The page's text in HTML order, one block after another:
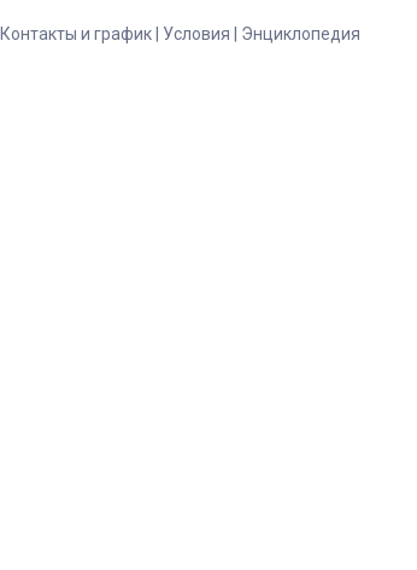
Контакты и график | Условия | Энциклопедия